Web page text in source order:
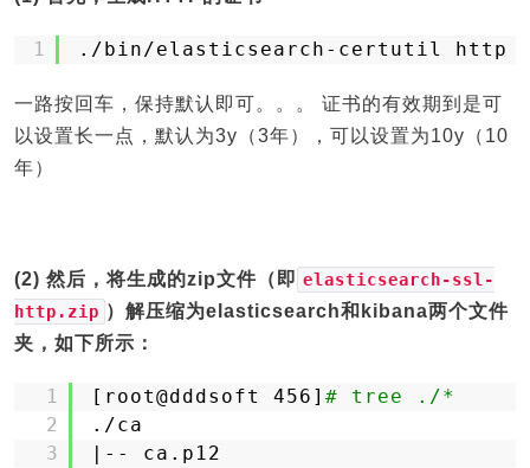
1 . /bin/elasticsearch-certutil http
一路按回车，保持默认即可。。。 证书的有效期到是可
以设置长一点，默认为3y（3年），可以设置为10y（10
年）
(2) 然后，将生成的zip文件（即 elasticsearch-ssl-
http.zip ）解压缩为elasticsearch和kibana两个文件
夹，如下所示：
1
2
3
[root@dddsoft 456] # tree ./*
. /ca
|-- ca.p12